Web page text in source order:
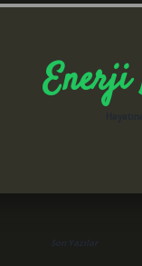
Son Yazılar